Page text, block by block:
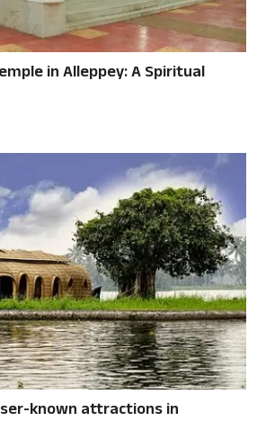
in Alleppey: A Spiritual
known attractions in